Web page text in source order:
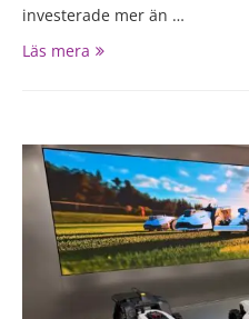
investerade mer än …
Läs mera